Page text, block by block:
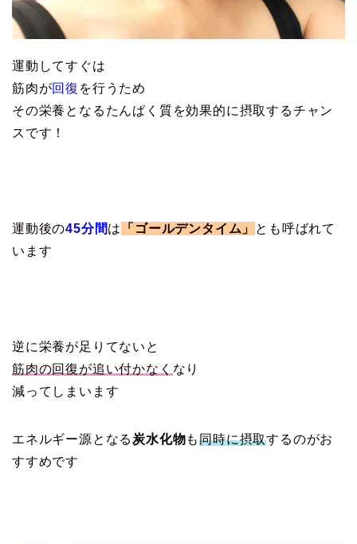
運動してすぐは
筋肉が回復 を行うため
その栄養となるたんぱく質を効果的に摂取するチャン
スです！
運動後の45分間は 「ゴールデンタイム」
とも呼ばれて
います
逆に栄養が足りてないと
筋肉の回復が追い付かなく なり
減ってしまいます
エネルギー源となる炭水化物も同時に摂取するのがお
すすめです